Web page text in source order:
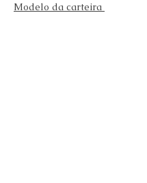
Modelo da carteira